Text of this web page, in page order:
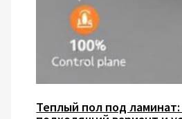
Теплый пол под